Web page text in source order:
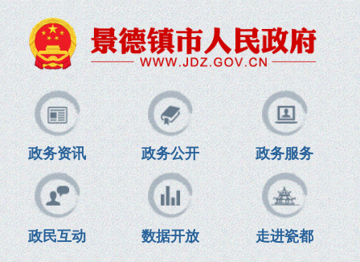
政务资讯 政务公开 政务服务
政民互动 数据开放 走进瓷都